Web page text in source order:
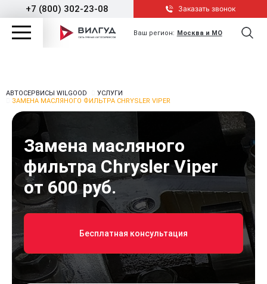
+7 (800) 302-23-08 Заказать звонок
Ваш регион: Москва и МО
АВТОСЕРВИСЫ WILGOOD
УСЛУГИ
ЗАМЕНА МАСЛЯНОГО ФИЛЬТРА CHRYSLER VIPER
Замена масляного
фильтра Chrysler Viper
от 600 руб.
Бесплатная консультация